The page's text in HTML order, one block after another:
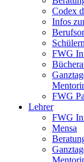
Codex
Infos
FWG
FWG
Lehrer
FWG
Mensa